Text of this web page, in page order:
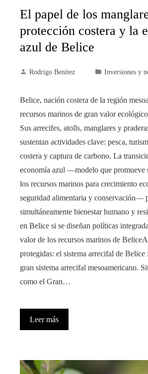
El papel de los
protección costera y la
azul de Belice
Rodrigo Benítez Inversiones y
Belice, nación costera de la región
recursos marinos de gran valor
Sus arrecifes, atolls, manglares y
sustentan actividades clave: pesca,
costera y captura de carbono. La
economía azul —modelo que promueve
los recursos marinos para crecimiento
seguridad alimentaria y conservación—
simultáneamente bienestar humano y
en Belice si se diseñan políticas
valor de los recursos marinos de
protegidas: el sistema arrecifal de Belice
gran sistema arrecifal mesoamericano.
como el Gran…
Leer más